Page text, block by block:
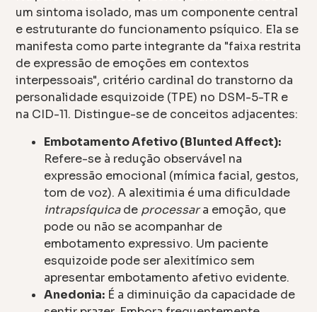
um sintoma isolado, mas um componente central
e estruturante do funcionamento psíquico. Ela se
manifesta como parte integrante da "faixa restrita
de expressão de emoções em contextos
interpessoais", critério cardinal do transtorno da
personalidade esquizoide (TPE) no DSM-5-TR e
na CID-11. Distingue-se de conceitos adjacentes:
Embotamento Afetivo (Blunted Affect):
Refere-se à redução observável na
expressão emocional (mímica facial, gestos,
tom de voz). A alexitimia é uma dificuldade
intrapsíquicade processara emoção, que
pode ou não se acompanhar de
embotamento expressivo. Um paciente
esquizoide pode ser alexitímico sem
apresentar embotamento afetivo evidente.
Anedonia: É a diminuição da capacidade de